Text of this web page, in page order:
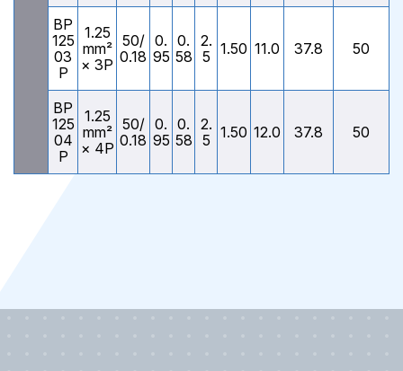
BP
125
03
P
1.25
mm²
× 3P
50/
0.18
0.
95
0.
58
2.
5 1.50 11.0 37.8 50
BP
125
04
P
1.25
mm²
× 4P
50/
0.18
0.
95
0.
58
2.
5 1.50 12.0 37.8 50